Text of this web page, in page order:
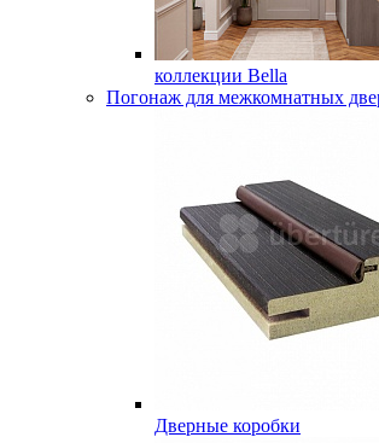
коллекции Bella
Погонаж для межкомнатных
Дверные коробки